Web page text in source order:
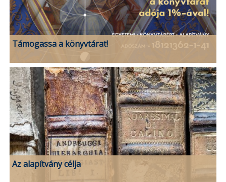
Támogassa a könyvtárat!
Az alapítvány célja